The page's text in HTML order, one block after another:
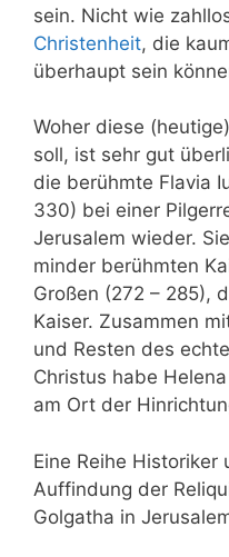
sein. Nicht wie
Christenheit, die
überhaupt sein
Woher diese
soll, ist sehr gut
die berühmte Flavia
330) bei einer
Jerusalem wieder.
minder berühmten
Großen (272 – 285),
Kaiser. Zusammen
und Resten des
Christus habe
am Ort der
Eine Reihe
Auffindung der
Golgatha in